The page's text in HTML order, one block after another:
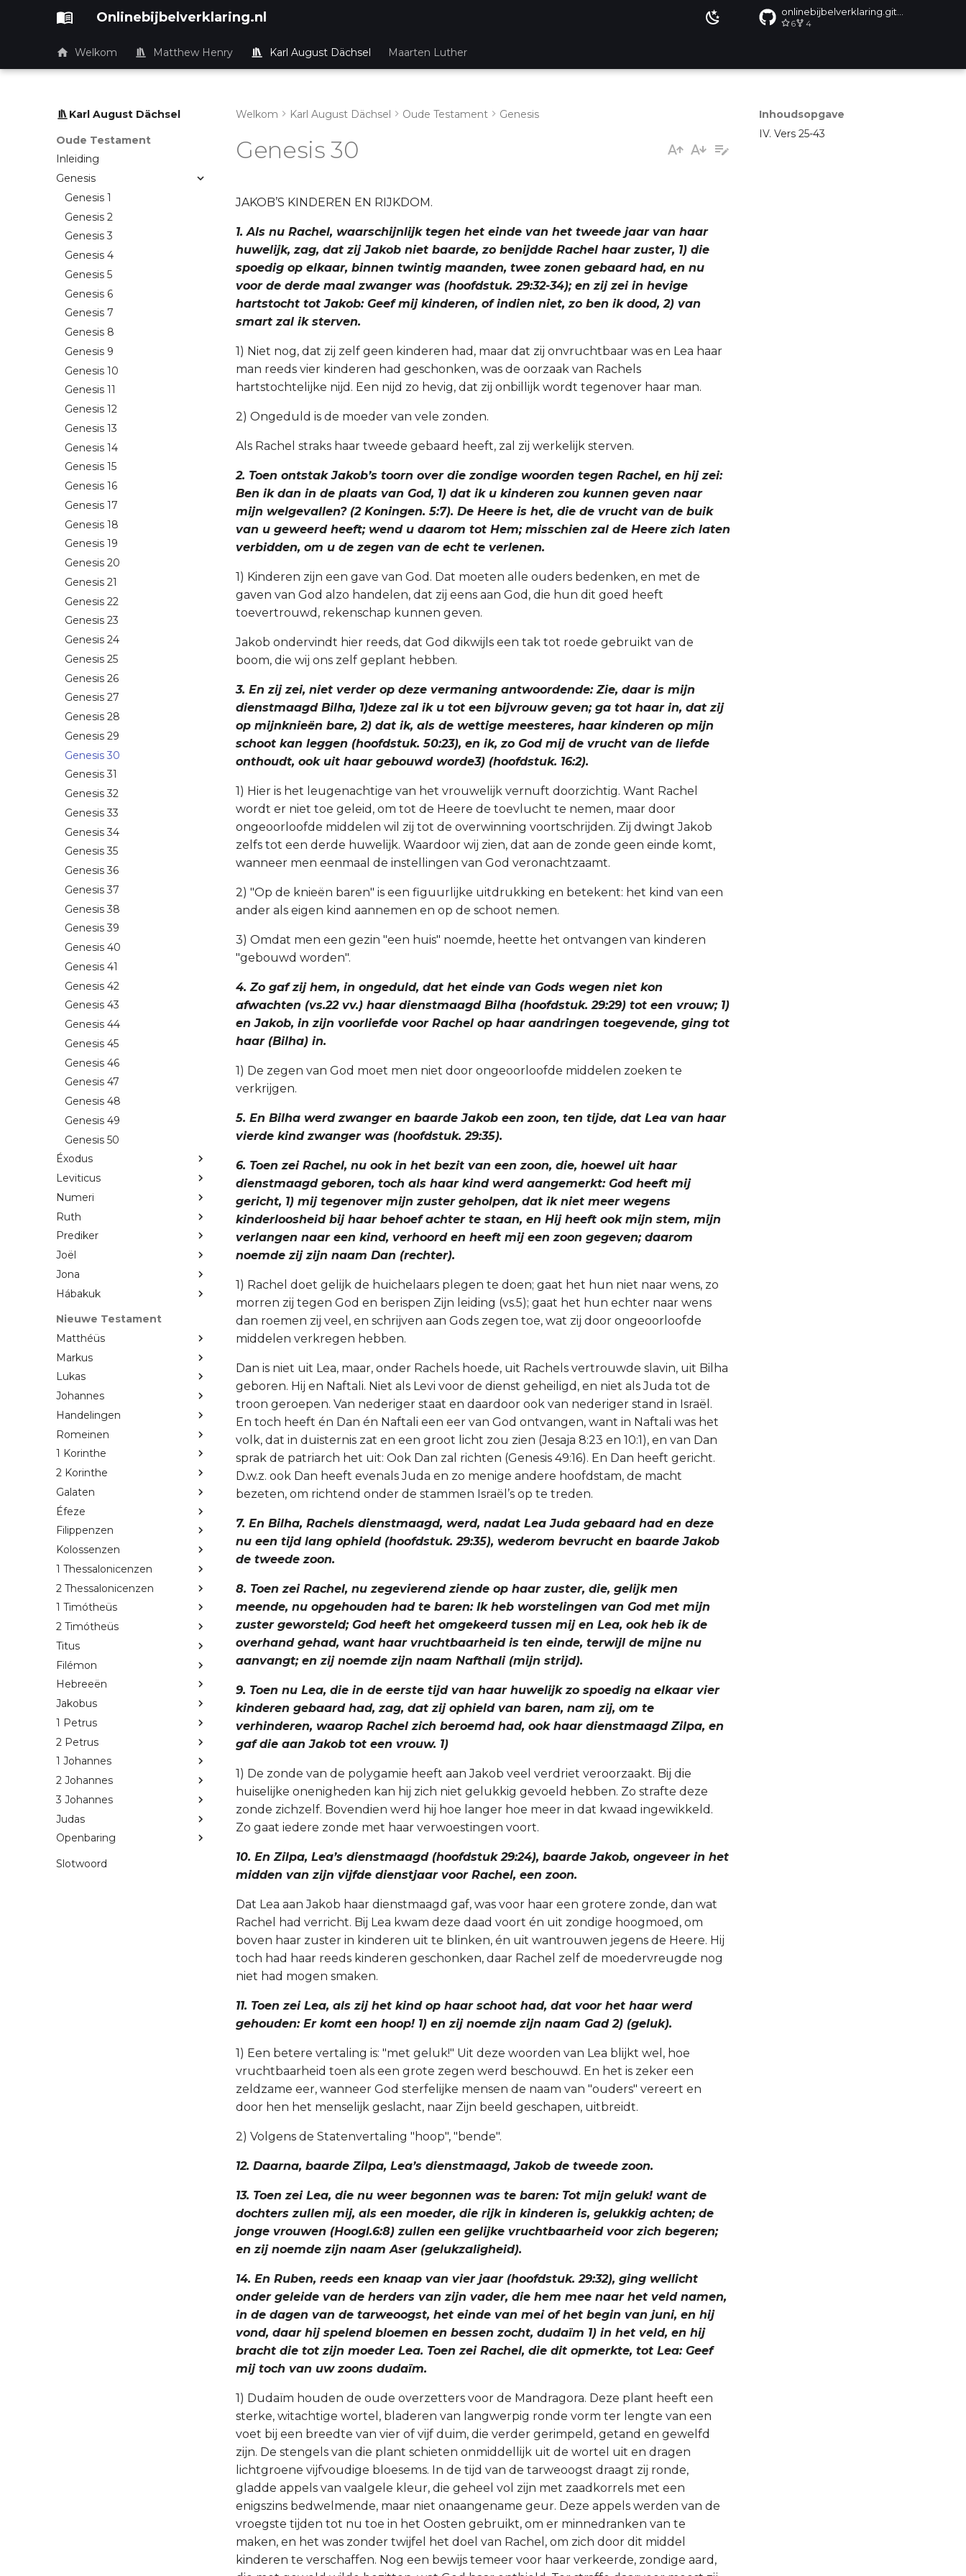
Onlinebijbelverklaring.nl 6 4
Welkom Matthew Henry Karl August Dächsel Maarten Luther
Karl August Dächsel
Oude Testament
Inleiding
Genesis
Genesis 1
Genesis 2
Genesis 3
Genesis 4
Genesis 5
Genesis 6
Genesis 7
Genesis 8
Genesis 9
Genesis 10
Genesis 11
Genesis 12
Genesis 13
Genesis 14
Genesis 15
Genesis 16
Genesis 17
Genesis 18
Genesis 19
Genesis 20
Genesis 21
Genesis 22
Genesis 23
Genesis 24
Genesis 25
Genesis 26
Genesis 27
Genesis 28
Genesis 29
Genesis 30
Genesis 31
Genesis 32
Genesis 33
Genesis 34
Genesis 35
Genesis 36
Genesis 37
Genesis 38
Genesis 39
Genesis 40
Genesis 41
Genesis 42
Genesis 43
Genesis 44
Genesis 45
Genesis 46
Genesis 47
Genesis 48
Genesis 49
Genesis 50
Éxodus
Leviticus
Numeri
Ruth
Prediker
Joël
Jona
Hábakuk
Nieuwe Testament
Matthéüs
Markus
Lukas
Johannes
Handelingen
Romeinen
1 Korinthe
2 Korinthe
Galaten
Éfeze
Filippenzen
Kolossenzen
1 Thessalonicenzen
2 Thessalonicenzen
1 Timótheüs
2 Timótheüs
Titus
Filémon
Hebreeën
Jakobus
1 Petrus
2 Petrus
1 Johannes
2 Johannes
3 Johannes
Judas
Openbaring
Slotwoord
Inhoudsopgave
IV. Vers 25-43
Welkom Karl August Dächsel Oude Testament Genesis
Genesis 30
JAKOB’S KINDEREN EN RIJKDOM.
1. Als nu Rachel, waarschijnlijk tegen het einde van het tweede jaar van haar
huwelijk, zag, dat zij Jakob niet baarde, zo benijdde Rachel haar zuster, 1) die
spoedig op elkaar, binnen twintig maanden, twee zonen gebaard had, en nu
voor de derde maal zwanger was (hoofdstuk. 29:32-34); en zij zei in hevige
hartstocht tot Jakob: Geef mij kinderen, of indien niet, zo ben ik dood, 2) van
smart zal ik sterven.
1) Niet nog, dat zij zelf geen kinderen had, maar dat zij onvruchtbaar was en Lea haar
man reeds vier kinderen had geschonken, was de oorzaak van Rachels
hartstochtelijke nijd. Een nijd zo hevig, dat zij onbillijk wordt tegenover haar man.
2) Ongeduld is de moeder van vele zonden.
Als Rachel straks haar tweede gebaard heeft, zal zij werkelijk sterven.
2. Toen ontstak Jakob’s toorn over die zondige woorden tegen Rachel, en hij zei:
Ben ik dan in de plaats van God, 1) dat ik u kinderen zou kunnen geven naar
mijn welgevallen? (2 Koningen. 5:7). De Heere is het, die de vrucht van de buik
van u geweerd heeft; wend u daarom tot Hem; misschien zal de Heere zich laten
verbidden, om u de zegen van de echt te verlenen.
1) Kinderen zijn een gave van God. Dat moeten alle ouders bedenken, en met de
gaven van God alzo handelen, dat zij eens aan God, die hun dit goed heeft
toevertrouwd, rekenschap kunnen geven.
Jakob ondervindt hier reeds, dat God dikwijls een tak tot roede gebruikt van de
boom, die wij ons zelf geplant hebben.
3. En zij zei, niet verder op deze vermaning antwoordende: Zie, daar is mijn
dienstmaagd Bilha, 1)deze zal ik u tot een bijvrouw geven; ga tot haar in, dat zij
op mijnknieën bare, 2) dat ik, als de wettige meesteres, haar kinderen op mijn
schoot kan leggen (hoofdstuk. 50:23), en ik, zo God mij de vrucht van de liefde
onthoudt, ook uit haar gebouwd worde3) (hoofdstuk. 16:2).
1) Hier is het leugenachtige van het vrouwelijk vernuft doorzichtig. Want Rachel
wordt er niet toe geleid, om tot de Heere de toevlucht te nemen, maar door
ongeoorloofde middelen wil zij tot de overwinning voortschrijden. Zij dwingt Jakob
zelfs tot een derde huwelijk. Waardoor wij zien, dat aan de zonde geen einde komt,
wanneer men eenmaal de instellingen van God veronachtzaamt.
2) "Op de knieën baren" is een figuurlijke uitdrukking en betekent: het kind van een
ander als eigen kind aannemen en op de schoot nemen.
3) Omdat men een gezin "een huis" noemde, heette het ontvangen van kinderen
"gebouwd worden".
4. Zo gaf zij hem, in ongeduld, dat het einde van Gods wegen niet kon
afwachten (vs.22 vv.) haar dienstmaagd Bilha (hoofdstuk. 29:29) tot een vrouw; 1)
en Jakob, in zijn voorliefde voor Rachel op haar aandringen toegevende, ging tot
haar (Bilha) in.
1) De zegen van God moet men niet door ongeoorloofde middelen zoeken te
verkrijgen.
5. En Bilha werd zwanger en baarde Jakob een zoon, ten tijde, dat Lea van haar
vierde kind zwanger was (hoofdstuk. 29:35).
6. Toen zei Rachel, nu ook in het bezit van een zoon, die, hoewel uit haar
dienstmaagd geboren, toch als haar kind werd aangemerkt: God heeft mij
gericht, 1) mij tegenover mijn zuster geholpen, dat ik niet meer wegens
kinderloosheid bij haar behoef achter te staan, en Hij heeft ook mijn stem, mijn
verlangen naar een kind, verhoord en heeft mij een zoon gegeven; daarom
noemde zij zijn naam Dan (rechter).
1) Rachel doet gelijk de huichelaars plegen te doen; gaat het hun niet naar wens, zo
morren zij tegen God en berispen Zijn leiding (vs.5); gaat het hun echter naar wens
dan roemen zij veel, en schrijven aan Gods zegen toe, wat zij door ongeoorloofde
middelen verkregen hebben.
Dan is niet uit Lea, maar, onder Rachels hoede, uit Rachels vertrouwde slavin, uit Bilha
geboren. Hij en Naftali. Niet als Levi voor de dienst geheiligd, en niet als Juda tot de
troon geroepen. Van nederiger staat en daardoor ook van nederiger stand in Israël.
En toch heeft én Dan én Naftali een eer van God ontvangen, want in Naftali was het
volk, dat in duisternis zat en een groot licht zou zien (Jesaja 8:23 en 10:1), en van Dan
sprak de patriarch het uit: Ook Dan zal richten (Genesis 49:16). En Dan heeft gericht.
D.w.z. ook Dan heeft evenals Juda en zo menige andere hoofdstam, de macht
bezeten, om richtend onder de stammen Israël’s op te treden.
7. En Bilha, Rachels dienstmaagd, werd, nadat Lea Juda gebaard had en deze
nu een tijd lang ophield (hoofdstuk. 29:35), wederom bevrucht en baarde Jakob
de tweede zoon.
8. Toen zei Rachel, nu zegevierend ziende op haar zuster, die, gelijk men
meende, nu opgehouden had te baren: Ik heb worstelingen van God met mijn
zuster geworsteld; God heeft het omgekeerd tussen mij en Lea, ook heb ik de
overhand gehad, want haar vruchtbaarheid is ten einde, terwijl de mijne nu
aanvangt; en zij noemde zijn naam Nafthali (mijn strijd).
9. Toen nu Lea, die in de eerste tijd van haar huwelijk zo spoedig na elkaar vier
kinderen gebaard had, zag, dat zij ophield van baren, nam zij, om te
verhinderen, waarop Rachel zich beroemd had, ook haar dienstmaagd Zilpa, en
gaf die aan Jakob tot een vrouw. 1)
1) De zonde van de polygamie heeft aan Jakob veel verdriet veroorzaakt. Bij die
huiselijke onenigheden kan hij zich niet gelukkig gevoeld hebben. Zo strafte deze
zonde zichzelf. Bovendien werd hij hoe langer hoe meer in dat kwaad ingewikkeld.
Zo gaat iedere zonde met haar verwoestingen voort.
10. En Zilpa, Lea’s dienstmaagd (hoofdstuk 29:24), baarde Jakob, ongeveer in het
midden van zijn vijfde dienstjaar voor Rachel, een zoon.
Dat Lea aan Jakob haar dienstmaagd gaf, was voor haar een grotere zonde, dan wat
Rachel had verricht. Bij Lea kwam deze daad voort én uit zondige hoogmoed, om
boven haar zuster in kinderen uit te blinken, én uit wantrouwen jegens de Heere. Hij
toch had haar reeds kinderen geschonken, daar Rachel zelf de moedervreugde nog
niet had mogen smaken.
11. Toen zei Lea, als zij het kind op haar schoot had, dat voor het haar werd
gehouden: Er komt een hoop! 1) en zij noemde zijn naam Gad 2) (geluk).
1) Een betere vertaling is: "met geluk!" Uit deze woorden van Lea blijkt wel, hoe
vruchtbaarheid toen als een grote zegen werd beschouwd. En het is zeker een
zeldzame eer, wanneer God sterfelijke mensen de naam van "ouders" vereert en
door hen het menselijk geslacht, naar Zijn beeld geschapen, uitbreidt.
2) Volgens de Statenvertaling "hoop", "bende".
12. Daarna, baarde Zilpa, Lea’s dienstmaagd, Jakob de tweede zoon.
13. Toen zei Lea, die nu weer begonnen was te baren: Tot mijn geluk! want de
dochters zullen mij, als een moeder, die rijk in kinderen is, gelukkig achten; de
jonge vrouwen (Hoogl.6:8) zullen een gelijke vruchtbaarheid voor zich begeren;
en zij noemde zijn naam Aser (gelukzaligheid).
14. En Ruben, reeds een knaap van vier jaar (hoofdstuk. 29:32), ging wellicht
onder geleide van de herders van zijn vader, die hem mee naar het veld namen,
in de dagen van de tarweoogst, het einde van mei of het begin van juni, en hij
vond, daar hij spelend bloemen en bessen zocht, dudaïm 1) in het veld, en hij
bracht die tot zijn moeder Lea. Toen zei Rachel, die dit opmerkte, tot Lea: Geef
mij toch van uw zoons dudaïm.
1) Dudaïm houden de oude overzetters voor de Mandragora. Deze plant heeft een
sterke, witachtige wortel, bladeren van langwerpig ronde vorm ter lengte van een
voet bij een breedte van vier of vijf duim, die verder gerimpeld, getand en gewelfd
zijn. De stengels van die plant schieten onmiddellijk uit de wortel uit en dragen
lichtgroene vijfvoudige bloesems. In de tijd van de tarweoogst draagt zij ronde,
gladde appels van vaalgele kleur, die geheel vol zijn met zaadkorrels met een
enigszins bedwelmende, maar niet onaangename geur. Deze appels werden van de
vroegste tijden tot nu toe in het Oosten gebruikt, om er minnedranken van te
maken, en het was zonder twijfel het doel van Rachel, om zich door dit middel
kinderen te verschaffen. Nog een bewijs temeer voor haar verkeerde, zondige aard,